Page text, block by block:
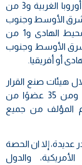
الآتي: 5 من أمريكا اللاتينية و4 من أوروبا الغربية و3 من
من أفريقيا و2 من الشرق الأوسط وجنوب
آسيا و1 من جنوب شرق آسيا والمحيط الهادى و1 من
من الشرق الأوسط وجنوب
أو أفريقيا.
هيئات صنع القرار
بها والتي تتشكل من المدير العام، ومن 35 عضوًا من
المؤلف من جميع
إلا ان الحصة
والدول